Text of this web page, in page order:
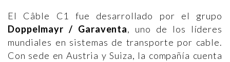
El Câble C1 fue desarrollado por el grupo
Doppelmayr / Garaventa, uno de los líderes
mundiales en sistemas de transporte por cable.
Con sede en Austria y Suiza, la compañía cuenta